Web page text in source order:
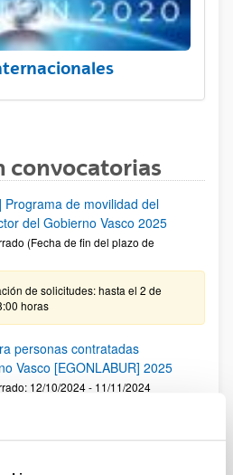
convocatorias
Programa de movilidad del
del Gobierno Vasco 2025
(Fecha de fin del plazo de
de solicitudes: hasta el 2 de
horas
personas contratadas
Vasco [EGONLABUR] 2025
12/10/2024 - 11/11/2024